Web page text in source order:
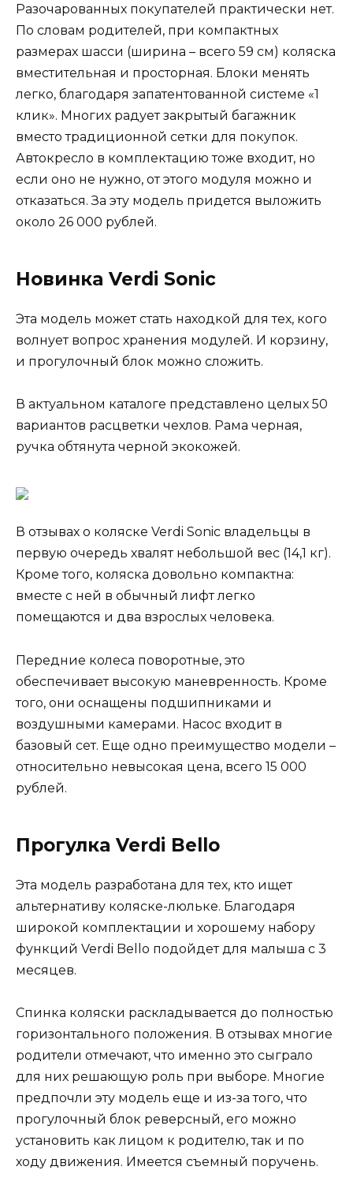
Разочарованных покупателей практически нет.
По словам родителей, при компактных
размерах шасси (ширина – всего 59 см) коляска
вместительная и просторная. Блоки менять
легко, благодаря запатентованной системе «1
клик». Многих радует закрытый багажник
вместо традиционной сетки для покупок.
Автокресло в комплектацию тоже входит, но
если оно не нужно, от этого модуля можно и
отказаться. За эту модель придется выложить
около 26 000 рублей.
Новинка Verdi Sonic
Эта модель может стать находкой для тех, кого
волнует вопрос хранения модулей. И корзину,
и прогулочный блок можно сложить.
В актуальном каталоге представлено целых 50
вариантов расцветки чехлов. Рама черная,
ручка обтянута черной экокожей.
В отзывах о коляске Verdi Sonic владельцы в
первую очередь хвалят небольшой вес (14,1 кг).
Кроме того, коляска довольно компактна:
вместе с ней в обычный лифт легко
помещаются и два взрослых человека.
Передние колеса поворотные, это
обеспечивает высокую маневренность. Кроме
того, они оснащены подшипниками и
воздушными камерами. Насос входит в
базовый сет. Еще одно преимущество модели –
относительно невысокая цена, всего 15 000
рублей.
Прогулка Verdi Bello
Эта модель разработана для тех, кто ищет
альтернативу коляске-люльке. Благодаря
широкой комплектации и хорошему набору
функций Verdi Bello подойдет для малыша с 3
месяцев.
Спинка коляски раскладывается до полностью
горизонтального положения. В отзывах многие
родители отмечают, что именно это сыграло
для них решающую роль при выборе. Многие
предпочли эту модель еще и из-за того, что
прогулочный блок реверсный, его можно
установить как лицом к родителю, так и по
ходу движения. Имеется съемный поручень.